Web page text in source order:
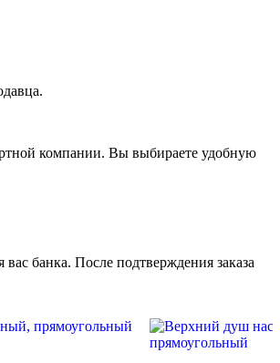
компании. Вы выбираете удобную
банка. После подтверждения заказа